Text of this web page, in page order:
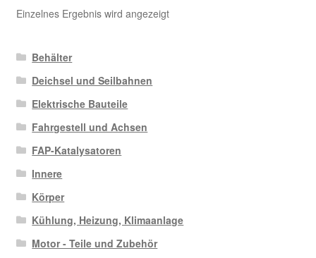
Einzelnes Ergebnis wird angezeigt
Behälter
Deichsel und Seilbahnen
Elektrische Bauteile
Fahrgestell und Achsen
FAP-Katalysatoren
Innere
Körper
Kühlung, Heizung, Klimaanlage
Motor - Teile und Zubehör